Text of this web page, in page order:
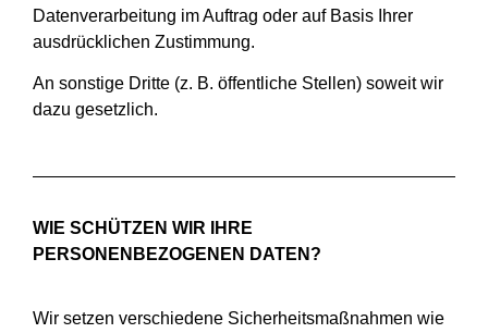
Datenverarbeitung im Auftrag oder auf Basis Ihrer
ausdrücklichen Zustimmung.
An sonstige Dritte (z. B. öffentliche Stellen) soweit wir
dazu gesetzlich.
WIE SCHÜTZEN WIR IHRE
PERSONENBEZOGENEN DATEN?
Wir setzen verschiedene Sicherheitsmaßnahmen wie